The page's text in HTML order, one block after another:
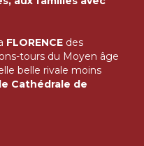
FLORENCE des
tours du Moyen âge
belle rivale moins
Cathédrale de